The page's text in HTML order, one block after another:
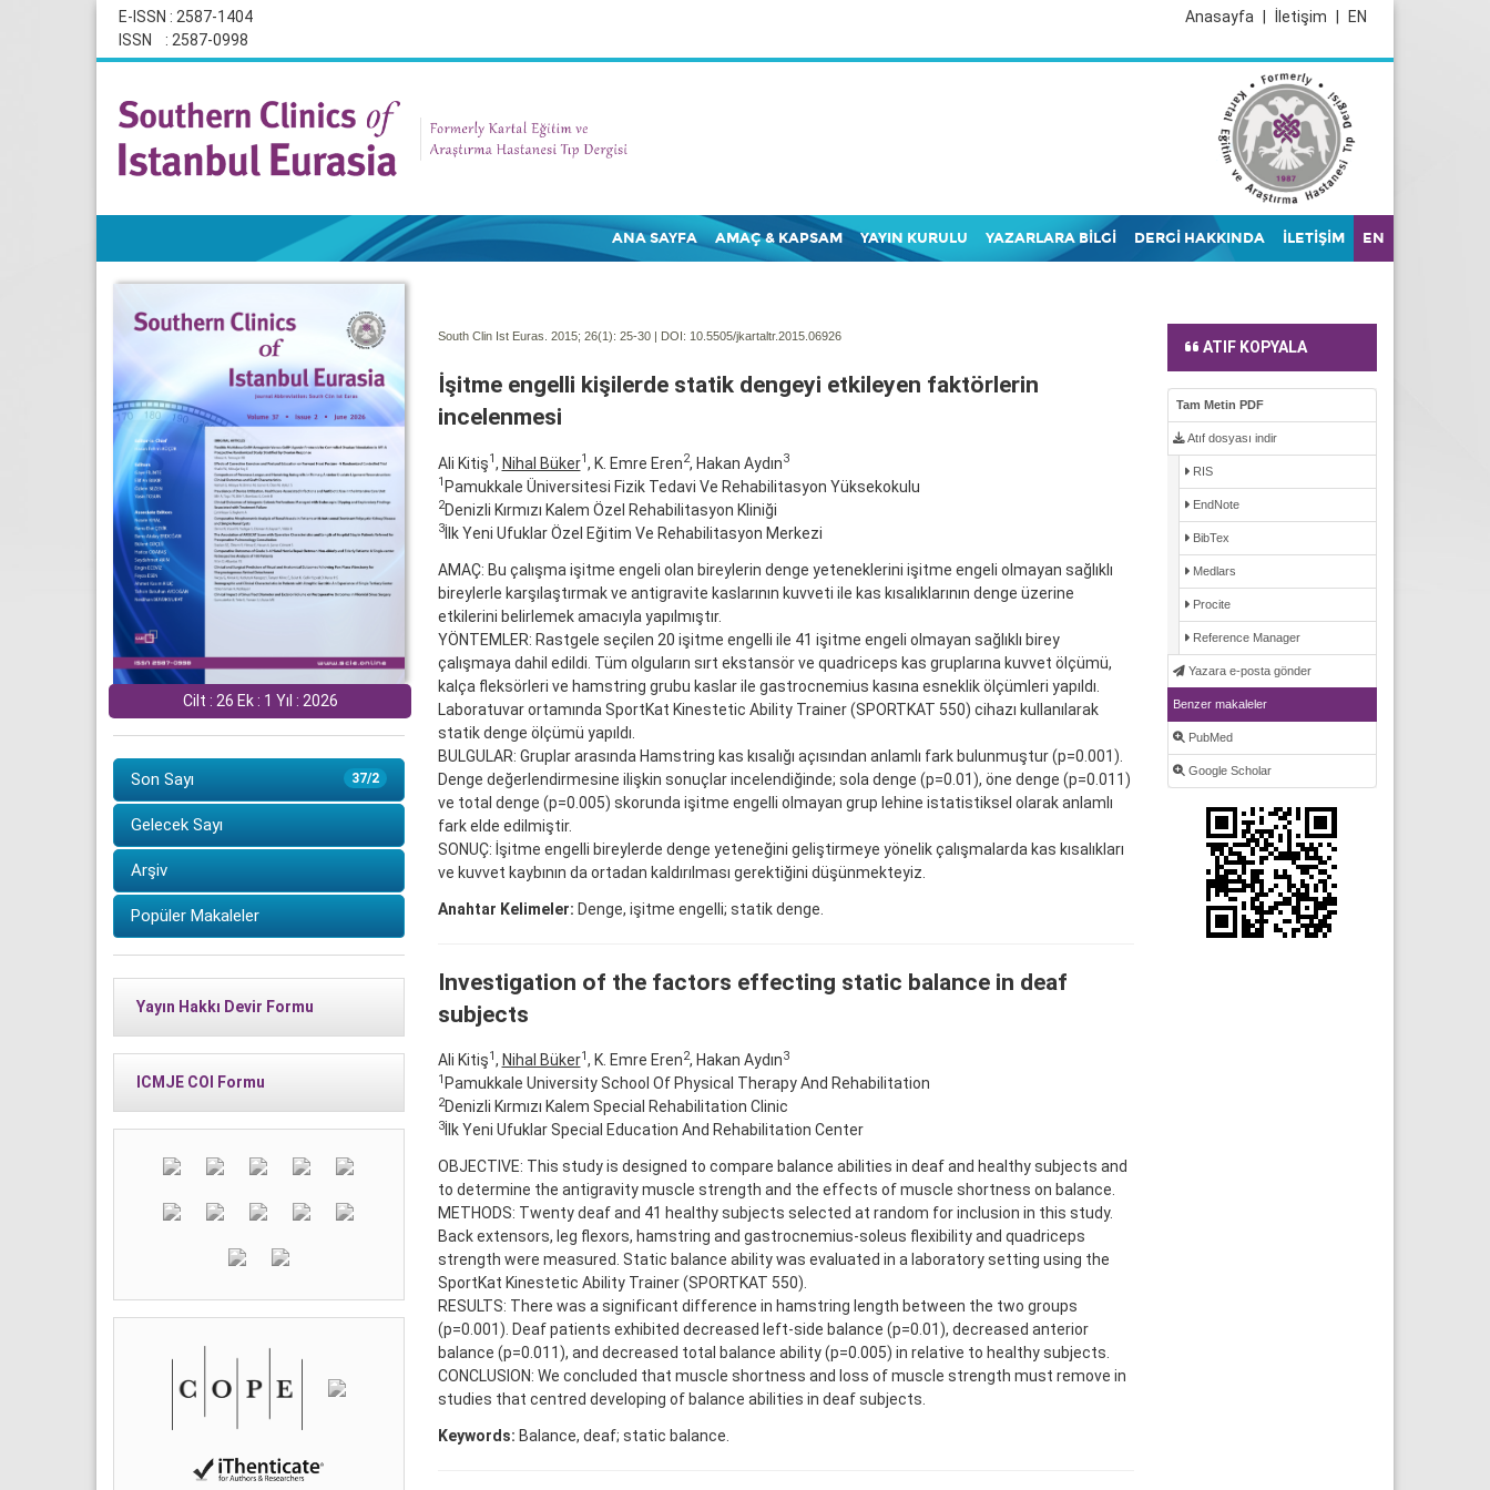
E-ISSN : 2587-1404
ISSN : 2587-0998
EN
İletişim
Anasayfa
ANA SAYFA AMAÇ & KAPSAM YAYIN KURULU YAZARLARA BİLGİ DERGİ HAKKINDA İLETİŞİM EN
Cilt : 26 Ek : 1 Yıl : 2026
37/2
Son Sayı
Gelecek Sayı
Arşiv
Popüler Makaleler
Yayın Hakkı Devir Formu
ICMJE COI Formu
South Clin Ist Euras. 2015; 26(1): 25-30 | DOI: 10.5505/jkartaltr.2015.06926
İşitme engelli kişilerde statik dengeyi etkileyen faktörlerin
incelenmesi
Ali Kitiş1 , Nihal Büker1 , K. Emre Eren2, Hakan Aydın3
1 Pamukkale Üniversitesi Fizik Tedavi Ve Rehabilitasyon Yüksekokulu
2Denizli Kırmızı Kalem Özel Rehabilitasyon Kliniği
3İlk Yeni Ufuklar Özel Eğitim Ve Rehabilitasyon Merkezi
AMAÇ: Bu çalışma işitme engeli olan bireylerin denge yeteneklerini işitme engeli olmayan sağlıklı
bireylerle karşılaştırmak ve antigravite kaslarının kuvveti ile kas kısalıklarının denge üzerine
etkilerini belirlemek amacıyla yapılmıştır.
YÖNTEMLER: Rastgele seçilen 20 işitme engelli ile 41 işitme engeli olmayan sağlıklı birey
çalışmaya dahil edildi. Tüm olguların sırt ekstansör ve quadriceps kas gruplarına kuvvet ölçümü,
kalça fleksörleri ve hamstring grubu kaslar ile gastrocnemius kasına esneklik ölçümleri yapıldı.
Laboratuvar ortamında SportKat Kinestetic Ability Trainer (SPORTKAT 550) cihazı kullanılarak
statik denge ölçümü yapıldı.
BULGULAR: Gruplar arasında Hamstring kas kısalığı açısından anlamlı fark bulunmuştur (p=0.001).
Denge değerlendirmesine ilişkin sonuçlar incelendiğinde; sola denge (p=0.01), öne denge (p=0.011)
ve total denge (p=0.005) skorunda işitme engelli olmayan grup lehine istatistiksel olarak anlamlı
fark elde edilmiştir.
SONUÇ: İşitme engelli bireylerde denge yeteneğini geliştirmeye yönelik çalışmalarda kas kısalıkları
ve kuvvet kaybının da ortadan kaldırılması gerektiğini düşünmekteyiz.
Anahtar Kelimeler: Denge, işitme engelli; statik denge.
Investigation of the factors effecting static balance in deaf
subjects
Ali Kitiş1, Nihal Büker1, K. Emre Eren2, Hakan Aydın3
1 Pamukkale University School Of Physical Therapy And Rehabilitation
2Denizli Kırmızı Kalem Special Rehabilitation Clinic
3İlk Yeni Ufuklar Special Education And Rehabilitation Center
OBJECTIVE: This study is designed to compare balance abilities in deaf and healthy subjects and
to determine the antigravity muscle strength and the effects of muscle shortness on balance.
METHODS: Twenty deaf and 41 healthy subjects selected at random for inclusion in this study.
Back extensors, leg flexors, hamstring and gastrocnemius-soleus flexibility and quadriceps
strength were measured. Static balance ability was evaluated in a laboratory setting using the
SportKat Kinestetic Ability Trainer (SPORTKAT 550).
RESULTS: There was a significant difference in hamstring length between the two groups
(p=0.001). Deaf patients exhibited decreased left-side balance (p=0.01), decreased anterior
balance (p=0.011), and decreased total balance ability (p=0.005) in relative to healthy subjects.
CONCLUSION: We concluded that muscle shortness and loss of muscle strength must remove in
studies that centred developing of balance abilities in deaf subjects.
Keywords: Balance, deaf; static balance.
ATIF KOPYALA
Tam Metin PDF
Atıf dosyası indir
RIS
EndNote
BibTex
Medlars
Procite
Reference Manager
Yazara e-posta gönder
Benzer makaleler
PubMed
Google Scholar